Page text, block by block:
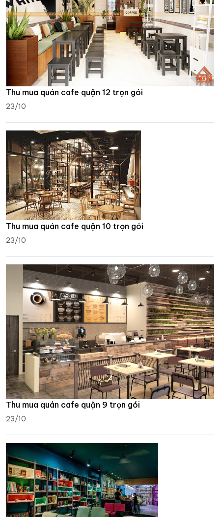
Thu mua quán cafe quận 12 trọn gói
23/10
Thu mua quán cafe quận 10 trọn gói
23/10
Thu mua quán cafe quận 9 trọn gói
23/10